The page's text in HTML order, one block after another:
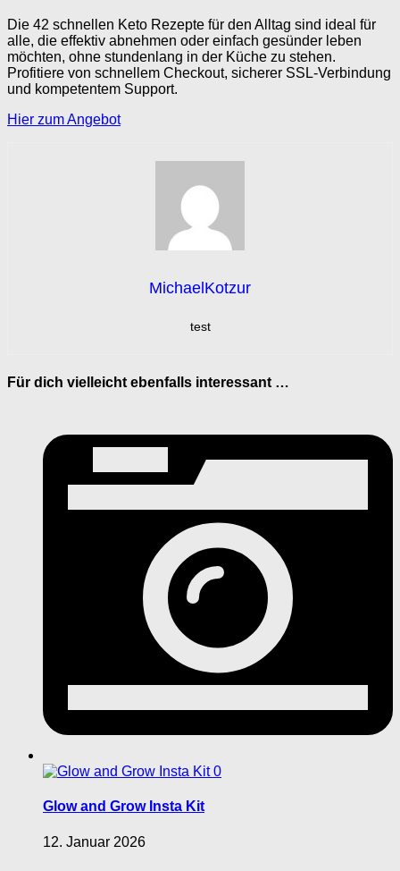
Die 42 schnellen Keto Rezepte für den Alltag sind ideal für
alle, die effektiv abnehmen oder einfach gesünder leben
möchten, ohne stundenlang in der Küche zu stehen.
Profitiere von schnellem Checkout, sicherer SSL-Verbindung
und kompetentem Support.
Hier zum Angebot
MichaelKotzur
test
Für dich vielleicht ebenfalls interessant …
0
Glow and Grow Insta Kit
12. Januar 2026